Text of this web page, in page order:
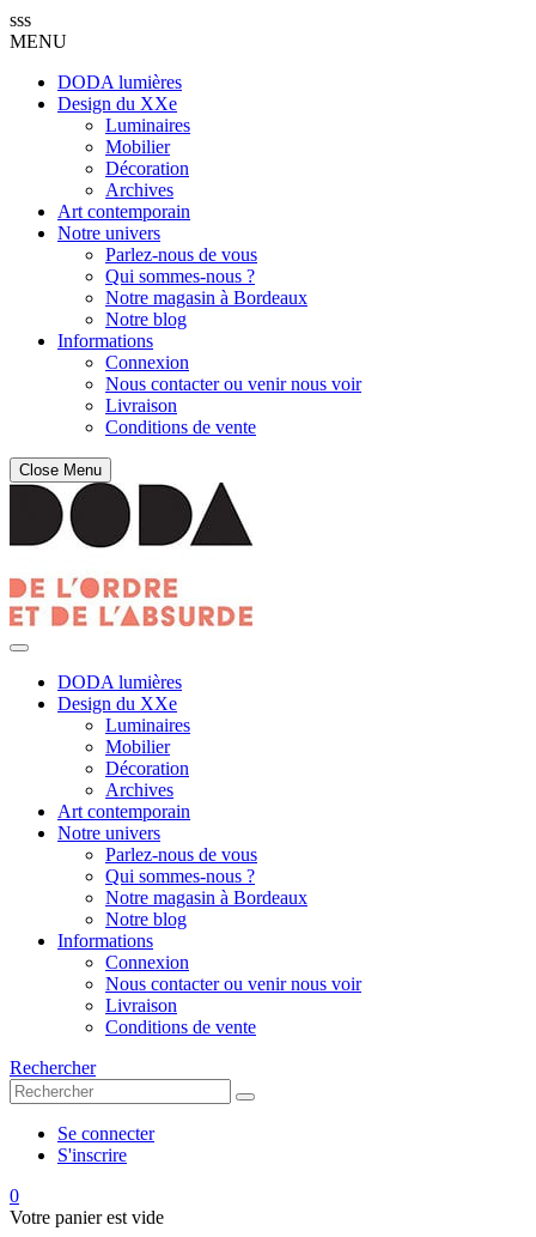
sss
MENU
DODA lumières
Design du XXe
Luminaires
Mobilier
Décoration
Archives
Art contemporain
Notre univers
Parlez-nous de vous
Qui sommes-nous ?
Notre magasin à Bordeaux
Notre blog
Informations
Connexion
Nous contacter ou venir nous voir
Livraison
Conditions de vente
Close Menu
DODA lumières
Design du XXe
Luminaires
Mobilier
Décoration
Archives
Art contemporain
Notre univers
Parlez-nous de vous
Qui sommes-nous ?
Notre magasin à Bordeaux
Notre blog
Informations
Connexion
Nous contacter ou venir nous voir
Livraison
Conditions de vente
Rechercher
Se connecter
S'inscrire
0
Votre panier est vide